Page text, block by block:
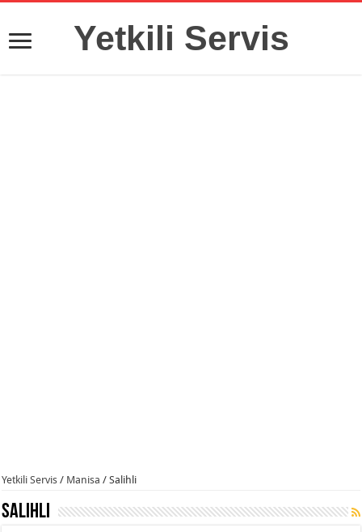
Yetkili Servis
Yetkili Servis / Manisa / Salihli
Salihli